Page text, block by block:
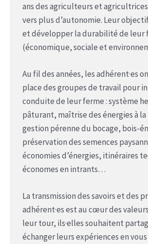
ans des agriculteurs et agricultrices
vers plus d’autonomie. Leur
et développer la durabilité de leur
(économique, sociale et
Au fil des années, les adhérent·es
place des groupes de travail pour
conduite de leur ferme : système
pâturant, maîtrise des énergies à
gestion pérenne du bocage, bois-
préservation des semences
économies d’énergies, itinéraires
économes en intrants…
La transmission des savoirs et des
adhérent·es est au cœur des valeurs
leur tour, ils·elles souhaitent
échanger leurs expériences en